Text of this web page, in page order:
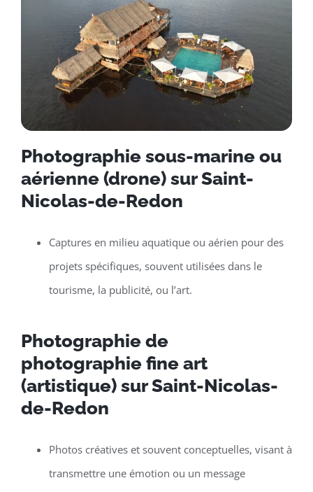
Photographie sous-marine ou
aérienne (drone) sur Saint-
Nicolas-de-Redon
Captures en milieu aquatique ou aérien pour des
projets spécifiques, souvent utilisées dans le
tourisme, la publicité, ou l’art.
Photographie de
photographie fine art
(artistique) sur Saint-Nicolas-
de-Redon
Photos créatives et souvent conceptuelles, visant à
transmettre une émotion ou un message